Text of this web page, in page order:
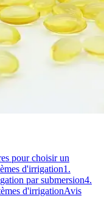
pour choisir un
d'irrigation1.
par submersion4.
d'irrigationAvis